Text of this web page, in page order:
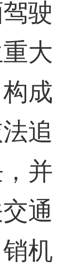
驶
大
成
追
并
通
机